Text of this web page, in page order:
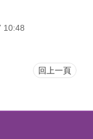
10:48
回上一頁